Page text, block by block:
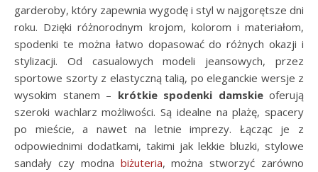
garderoby, który zapewnia wygodę i styl w najgorętsze dni
roku. Dzięki różnorodnym krojom, kolorom i materiałom,
spodenki te można łatwo dopasować do różnych okazji i
stylizacji. Od casualowych modeli jeansowych, przez
sportowe szorty z elastyczną talią, po eleganckie wersje z
wysokim stanem – krótkie spodenki damskieoferują
szeroki wachlarz możliwości. Są idealne na plażę, spacery
po mieście, a nawet na letnie imprezy. Łącząc je z
odpowiednimi dodatkami, takimi jak lekkie bluzki, stylowe
sandały czy modna biżuteria, można stworzyć zarówno